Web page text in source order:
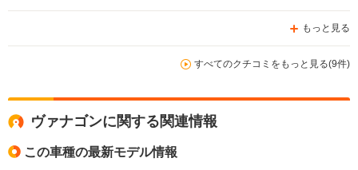
もっと見る
すべてのクチコミをもっと見る(9件)
ヴァナゴンに関する関連情報
この車種の最新モデル情報